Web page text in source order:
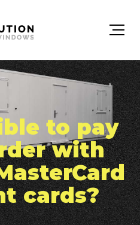
to pay
with
cards?